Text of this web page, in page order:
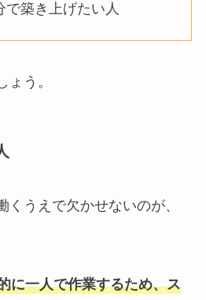
で築き上げたい人
う。
くうえで欠かせないのが、
に一人で作業するため、ス